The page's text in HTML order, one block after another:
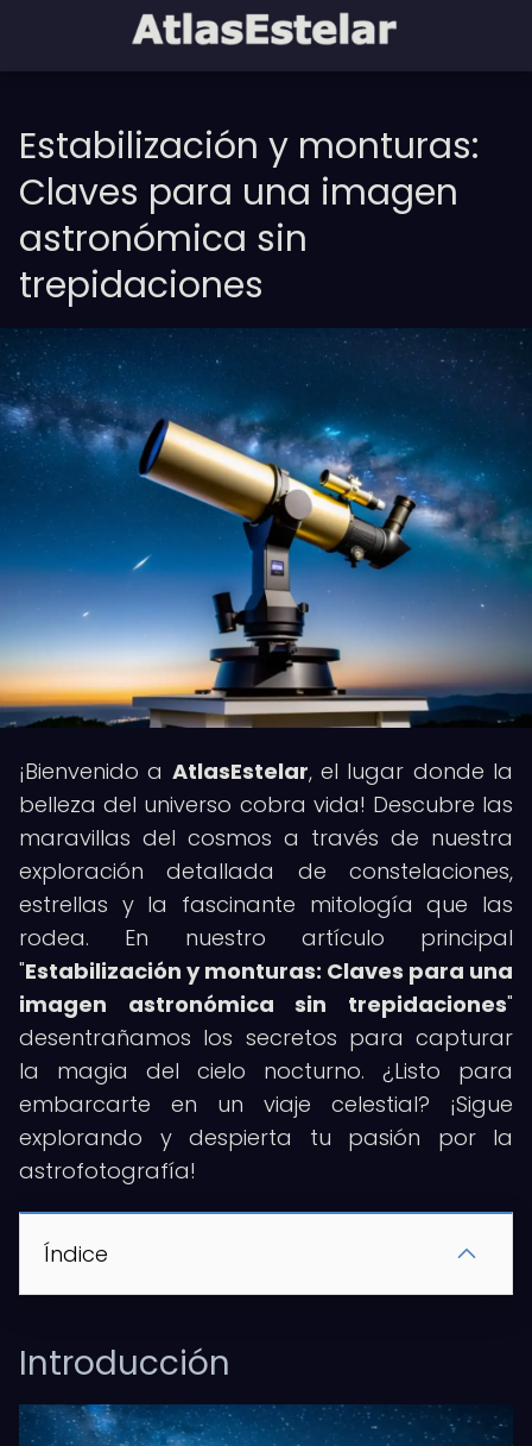
Estabilización y monturas:
Claves para una imagen
astronómica sin
trepidaciones
¡Bienvenido a AtlasEstelar, el lugar donde la
belleza del universo cobra vida! Descubre las
maravillas del cosmos a través de nuestra
exploración detallada de constelaciones,
estrellas y la fascinante mitología que las
rodea. En nuestro artículo principal
"Estabilización y monturas: Claves para una
imagen astronómica sin trepidaciones"
desentrañamos los secretos para capturar
la magia del cielo nocturno. ¿Listo para
embarcarte en un viaje celestial? ¡Sigue
explorando y despierta tu pasión por la
astrofotografía!
Índice
Introducción